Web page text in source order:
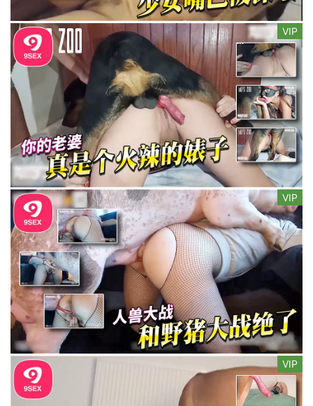
VIP
VIP
VIP